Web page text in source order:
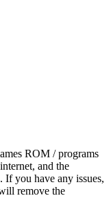
ROM / programs
and the
If you have any issues,
remove the